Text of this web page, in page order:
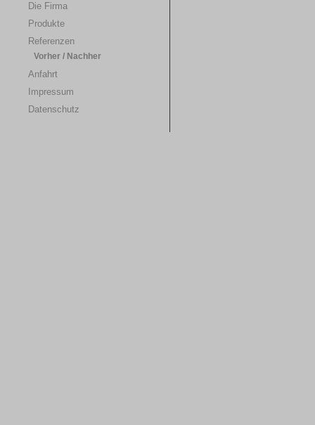
Die Firma
Produkte
Referenzen
Vorher / Nachher
Anfahrt
Impressum
Datenschutz